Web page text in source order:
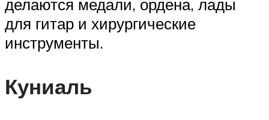
делаются медали, ордена, лады
для гитар и хирургические
инструменты.
Куниаль